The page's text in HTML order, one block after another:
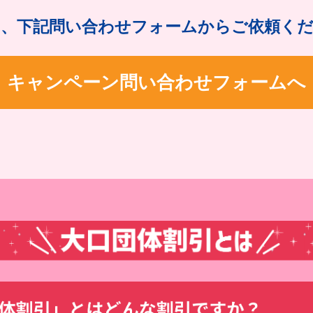
下記問い合わせフォームからご依頼く
キャンペーン 問い合わせフォームへ